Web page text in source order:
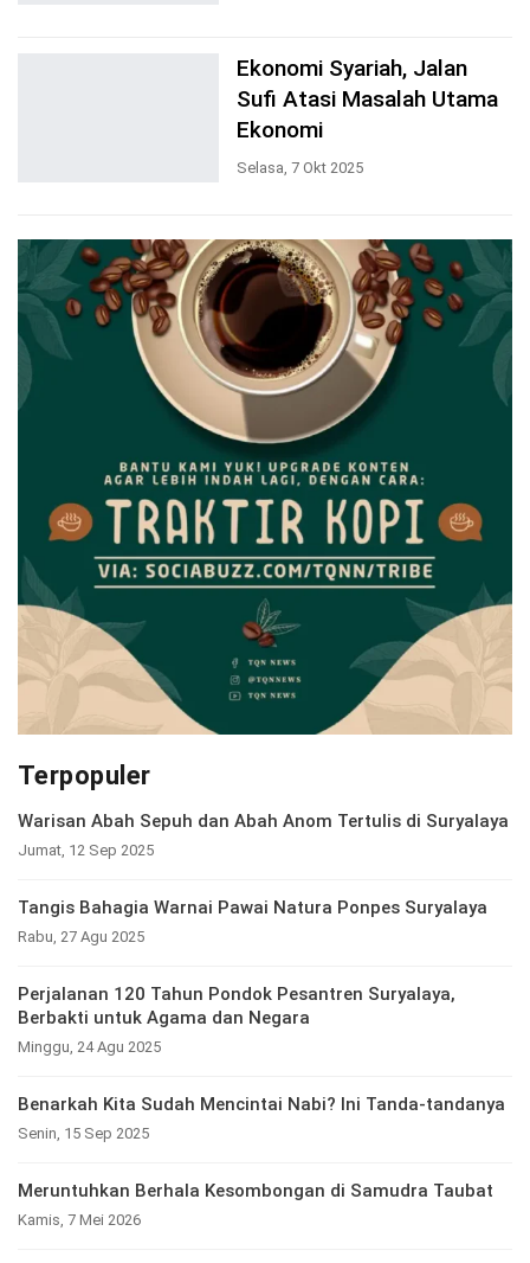
Ekonomi Syariah, Jalan
Sufi Atasi Masalah Utama
Ekonomi
Selasa, 7 Okt 2025
Terpopuler
Warisan Abah Sepuh dan Abah Anom Tertulis di Suryalaya
Jumat, 12 Sep 2025
Tangis Bahagia Warnai Pawai Natura Ponpes Suryalaya
Rabu, 27 Agu 2025
Perjalanan 120 Tahun Pondok Pesantren Suryalaya,
Berbakti untuk Agama dan Negara
Minggu, 24 Agu 2025
Benarkah Kita Sudah Mencintai Nabi? Ini Tanda-tandanya
Senin, 15 Sep 2025
Meruntuhkan Berhala Kesombongan di Samudra Taubat
Kamis, 7 Mei 2026